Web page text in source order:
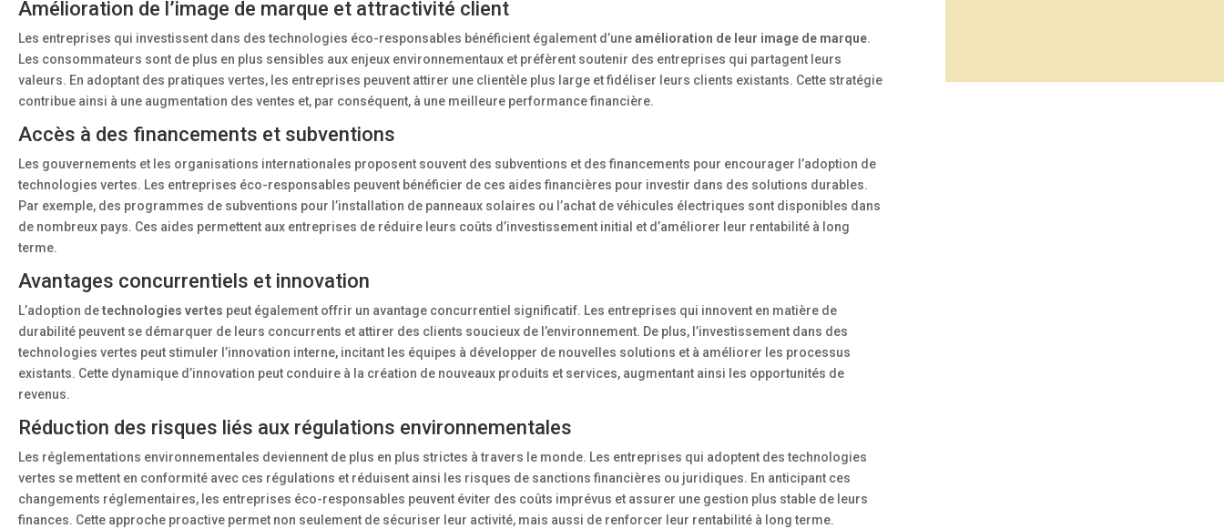
Amélioration de l’image de marque et attractivité client
Les entreprises qui investissent dans des technologies éco-responsables bénéficient également d’uneamélioration de leur image de marque.
Les consommateurs sont de plus en plus sensibles aux enjeux environnementaux et préfèrent soutenir des entreprises qui partagent leurs
valeurs. En adoptant des pratiques vertes, les entreprises peuvent attirer une clientèle plus large et fidéliser leurs clients existants. Cette stratégie
contribue ainsi à une augmentation des ventes et, par conséquent, à une meilleure performance financière.
Accès à des financements et subventions
Les gouvernements et les organisations internationales proposent souvent des subventions et des financements pour encourager l’adoption de
technologies vertes. Les entreprises éco-responsables peuvent bénéficier de ces aides financières pour investir dans des solutions durables.
Par exemple, des programmes de subventions pour l’installation de panneaux solaires ou l’achat de véhicules électriques sont disponibles dans
de nombreux pays. Ces aides permettent aux entreprises de réduire leurs coûts d’investissement initial et d’améliorer leur rentabilité à long
terme.
Avantages concurrentiels et innovation
L’adoption detechnologies vertes peut également offrir un avantage concurrentiel significatif. Les entreprises qui innovent en matière de
durabilité peuvent se démarquer de leurs concurrents et attirer des clients soucieux de l’environnement. De plus, l’investissement dans des
technologies vertes peut stimuler l’innovation interne, incitant les équipes à développer de nouvelles solutions et à améliorer les processus
existants. Cette dynamique d’innovation peut conduire à la création de nouveaux produits et services, augmentant ainsi les opportunités de
revenus.
Réduction des risques liés aux régulations environnementales
Les réglementations environnementales deviennent de plus en plus strictes à travers le monde. Les entreprises qui adoptent des technologies
vertes se mettent en conformité avec ces régulations et réduisent ainsi les risques de sanctions financières ou juridiques. En anticipant ces
changements réglementaires, les entreprises éco-responsables peuvent éviter des coûts imprévus et assurer une gestion plus stable de leurs
finances. Cette approche proactive permet non seulement de sécuriser leur activité, mais aussi de renforcer leur rentabilité à long terme.